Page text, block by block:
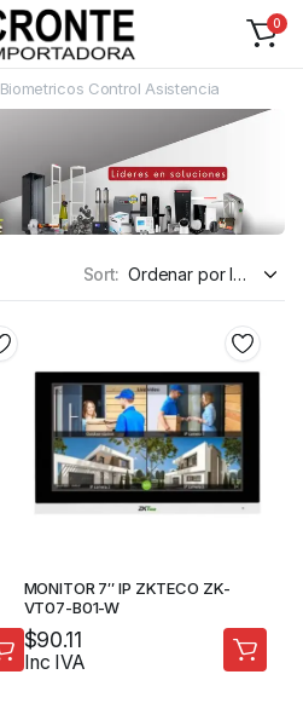
0
Biometricos Control Asistencia
Sort:
MONITOR 7″ IP ZKTECO ZK-
VT07-B01-W
$90.11
Inc IVA